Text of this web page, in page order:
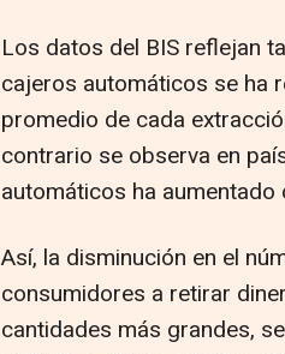
Los datos del BIS reflejan
cajeros automáticos se ha
promedio de cada
contrario se observa en
automáticos ha aumentado
Así, la disminución en el
consumidores a retirar
cantidades más grandes,